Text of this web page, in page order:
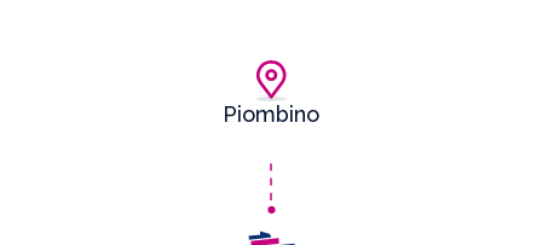
Piombino